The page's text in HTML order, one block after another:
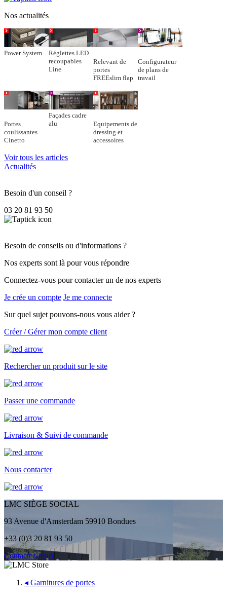
Nos actualités
Power System
Réglettes LED
recoupables
Line
Relevant de
portes
FREEslim flap
Configurateur
de plans de
travail
Portes
coulissantes
Cinetto
Façades cadre
alu
Equipements de
dressing et
accessoires
Voir tous les articles
Actualités
Besoin d'un conseil ?
03 20 81 93 50
Besoin de conseils ou d'informations ?
Nos experts sont là pour vous répondre
Connectez-vous pour contacter un de nos experts
Je crée un compte Je me connecte
Sur quel sujet pouvons-nous vous aider ?
Créer / Gérer mon compte client
Rechercher un produit sur le site
Passer une commande
Livraison & Suivi de commande
Nous contacter
LMC SIÈGE SOCIAL
93 Avenue d'Amsterdam 59910 Bondues
+33 (0)3 20 81 93 50
Contactez-nous
◂ Garnitures de portes